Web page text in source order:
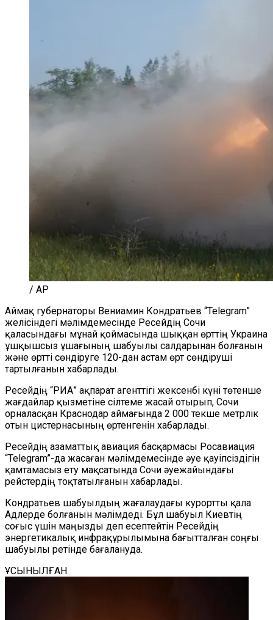
/ AP
Аймақ губернаторы Вениамин Кондратьев “Telegram”
желісіндегі мәлімдемесінде Ресейдің Сочи
қаласындағы мұнай қоймасында шыққан өрттің Украина
ұшқышсыз ұшағының шабуылы салдарынан болғанын
және өртті сөндіруге 120-дан астам өрт сөндіруші
тартылғанын хабарлады.
Ресейдің “РИА” ақпарат агенттігі жексенбі күні төтенше
жағдайлар қызметіне сілтеме жасай отырып, Сочи
орналасқан Краснодар аймағында 2 000 текше метрлік
отын цистернасының өртенгенін хабарлады.
Ресейдің азаматтық авиация басқармасы Росавиация
“Telegram”-да жасаған мәлімдемесінде әуе қауіпсіздігін
қамтамасыз ету мақсатында Сочи әуежайындағы
рейстердің тоқтатылғанын хабарлады.
Кондратьев шабуылдың жағалаудағы курортты қала
Адлерде болғанын мәлімдеді. Бұл шабуыл Киевтің
соғыс үшін маңызды деп есептейтін Ресейдің
энергетикалық инфрақұрылымына бағытталған соңғы
шабуылы ретінде бағалануда.
ҰСЫНЫЛҒАН